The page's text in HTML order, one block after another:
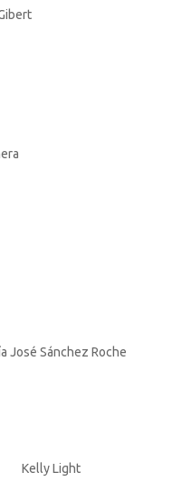
José Sánchez Roche
KellyLight